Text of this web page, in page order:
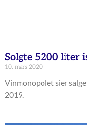
Solgte 5200 liter
10. mars 2020
Vinmonopolet sier
2019.